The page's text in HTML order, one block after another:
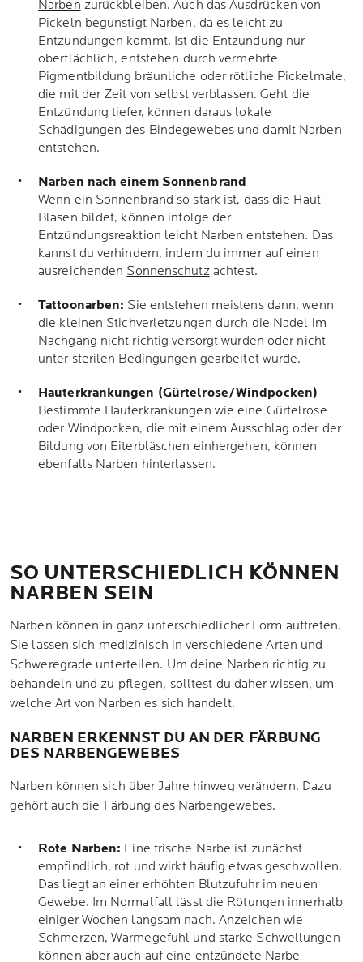
Narben zurückbleiben. Auch das Ausdrücken von
Pickeln begünstigt Narben, da es leicht zu
Entzündungen kommt. Ist die Entzündung nur
oberflächlich, entstehen durch vermehrte
Pigmentbildung bräunliche oder rötliche Pickelmale,
die mit der Zeit von selbst verblassen. Geht die
Entzündung tiefer, können daraus lokale
Schädigungen des Bindegewebes und damit Narben
entstehen.
Narben nach einem Sonnenbrand
Wenn ein Sonnenbrand so stark ist, dass die Haut
Blasen bildet, können infolge der
Entzündungsreaktion leicht Narben entstehen. Das
kannst du verhindern, indem du immer auf einen
ausreichenden Sonnenschutzachtest.
Tattoonarben: Sie entstehen meistens dann, wenn
die kleinen Stichverletzungen durch die Nadel im
Nachgang nicht richtig versorgt wurden oder nicht
unter sterilen Bedingungen gearbeitet wurde.
Hauterkrankungen (Gürtelrose/Windpocken)
Bestimmte Hauterkrankungen wie eine Gürtelrose
oder Windpocken, die mit einem Ausschlag oder der
Bildung von Eiterbläschen einhergehen, können
ebenfalls Narben hinterlassen.
SO UNTERSCHIEDLICH KÖNNEN
NARBEN SEIN
Narben können in ganz unterschiedlicher Form auftreten.
Sie lassen sich medizinisch in verschiedene Arten und
Schweregrade unterteilen. Um deine Narben richtig zu
behandeln und zu pflegen, solltest du daher wissen, um
welche Art von Narben es sich handelt.
NARBEN ERKENNST DU AN DER FÄRBUNG
DES NARBENGEWEBES
Narben können sich über Jahre hinweg verändern. Dazu
gehört auch die Färbung des Narbengewebes.
Rote Narben: Eine frische Narbe ist zunächst
empfindlich, rot und wirkt häufig etwas geschwollen.
Das liegt an einer erhöhten Blutzufuhr im neuen
Gewebe. Im Normalfall lässt die Rötungen innerhalb
einiger Wochen langsam nach. Anzeichen wie
Schmerzen, Wärmegefühl und starke Schwellungen
können aber auch auf eine entzündete Narbe